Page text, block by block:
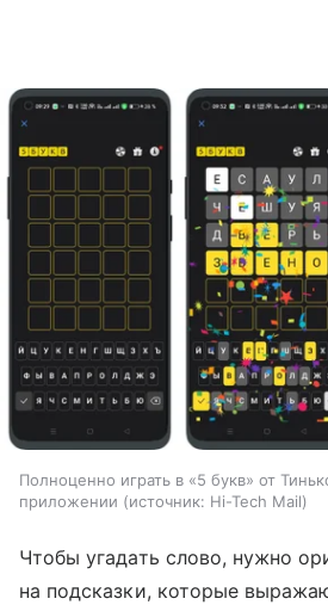
Полноценно играть в «5 букв» от
приложении
источник: Hi-Tech Mail
Чтобы угадать слово, нужно
на подсказки, которые